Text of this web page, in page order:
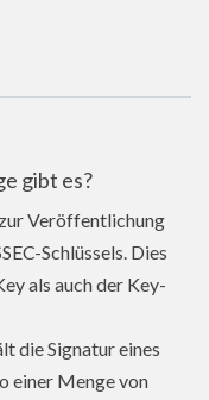
gibt es?
Veröffentlichung
Schlüssels. Dies
als auch der Key-
die Signatur eines
einer Menge von